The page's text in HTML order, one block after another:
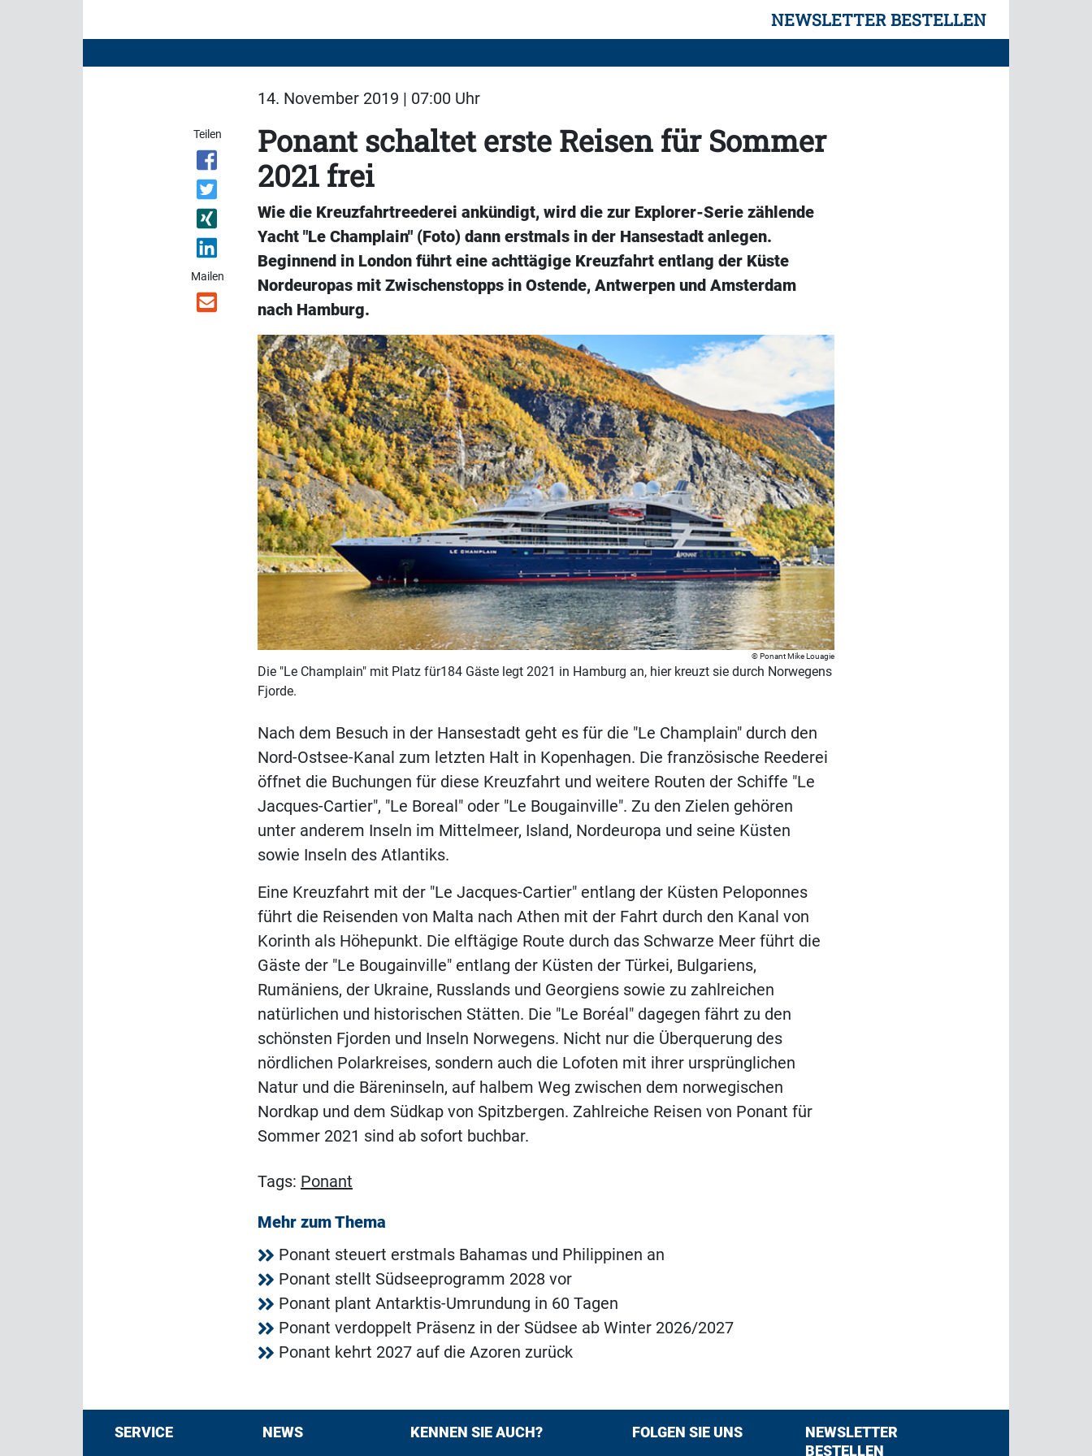
NEWSLETTER BESTELLEN
14. November 2019 | 07:00 Uhr
Teilen
Mailen
Ponant schaltet erste Reisen für Sommer
2021 frei
Wie die Kreuzfahrtreederei ankündigt, wird die zur Explorer-Serie zählende
Yacht "Le Champlain" (Foto) dann erstmals in der Hansestadt anlegen.
Beginnend in London führt eine achttägige Kreuzfahrt entlang der Küste
Nordeuropas mit Zwischenstopps in Ostende, Antwerpen und Amsterdam
nach Hamburg.
Ponant Mike Louagie
Die "Le Champlain" mit Platz für184 Gäste legt 2021 in Hamburg an, hier kreuzt sie durch Norwegens
Fjorde.
Nach dem Besuch in der Hansestadt geht es für die "Le Champlain" durch den
Nord-Ostsee-Kanal zum letzten Halt in Kopenhagen. Die französische Reederei
öffnet die Buchungen für diese Kreuzfahrt und weitere Routen der Schiffe "Le
Jacques-Cartier", "Le Boreal" oder "Le Bougainville". Zu den Zielen gehören
unter anderem Inseln im Mittelmeer, Island, Nordeuropa und seine Küsten
sowie Inseln des Atlantiks.
Eine Kreuzfahrt mit der "Le Jacques-Cartier" entlang der Küsten Peloponnes
führt die Reisenden von Malta nach Athen mit der Fahrt durch den Kanal von
Korinth als Höhepunkt. Die elftägige Route durch das Schwarze Meer führt die
Gäste der "Le Bougainville" entlang der Küsten der Türkei, Bulgariens,
Rumäniens, der Ukraine, Russlands und Georgiens sowie zu zahlreichen
natürlichen und historischen Stätten. Die "Le Boréal" dagegen fährt zu den
schönsten Fjorden und Inseln Norwegens. Nicht nur die Überquerung des
nördlichen Polarkreises, sondern auch die Lofoten mit ihrer ursprünglichen
Natur und die Bäreninseln, auf halbem Weg zwischen dem norwegischen
Nordkap und dem Südkap von Spitzbergen. Zahlreiche Reisen von Ponant für
Sommer 2021 sind ab sofort buchbar.
Tags: Ponant
Mehr zum Thema
Ponant steuert erstmals Bahamas und Philippinen an
Ponant stellt Südseeprogramm 2028 vor
Ponant plant Antarktis-Umrundung in 60 Tagen
Ponant verdoppelt Präsenz in der Südsee ab Winter 2026/2027
Ponant kehrt 2027 auf die Azoren zurück
SERVICE NEWS KENNEN SIE AUCH? FOLGEN SIE UNS
NEWSLETTER
BESTELLEN